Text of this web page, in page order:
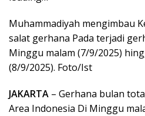
Muhammadiyah mengimbau
salat gerhana Pada terjadi
Minggu malam (7/9/2025)
(8/9/2025). Foto/Ist
JAKARTA – Gerhana bulan
Area Indonesia Di Minggu